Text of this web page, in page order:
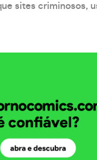
sites criminosos,